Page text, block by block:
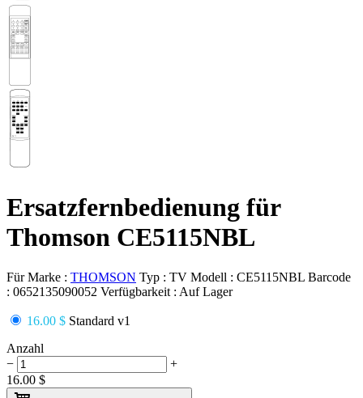
Ersatzfernbedienung für
Thomson CE5115NBL
Für Marke : THOMSON Typ : TV Modell : CE5115NBL Barcode
: 0652135090052 Verfügbarkeit : Auf Lager
16.00 $ Standard v1
Anzahl
−
+
16.00 $